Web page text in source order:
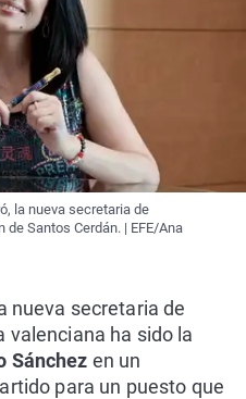
la nueva secretaria de
Santos Cerdán. | EFE/Ana
nueva secretaria de
valenciana ha sido la
Sánchez en un
para un puesto que